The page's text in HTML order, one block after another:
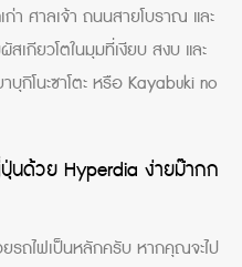
า ศาลเจ้า ถนนสายโบราณ และ
เกียวโตในมุมที่เงียบ สงบ และ
กิโนะซาโตะ หรือ Kayabuki no
นด้วย Hyperdia ง่ายม๊ากก
รถไฟเป็นหลักครับ หากคุณจะไป